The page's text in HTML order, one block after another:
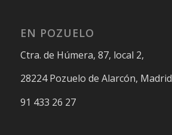
EN POZUELO
Ctra. de Húmera, 87, local 2,
28224 Pozuelo de Alarcón, Madrid
91 433 26 27